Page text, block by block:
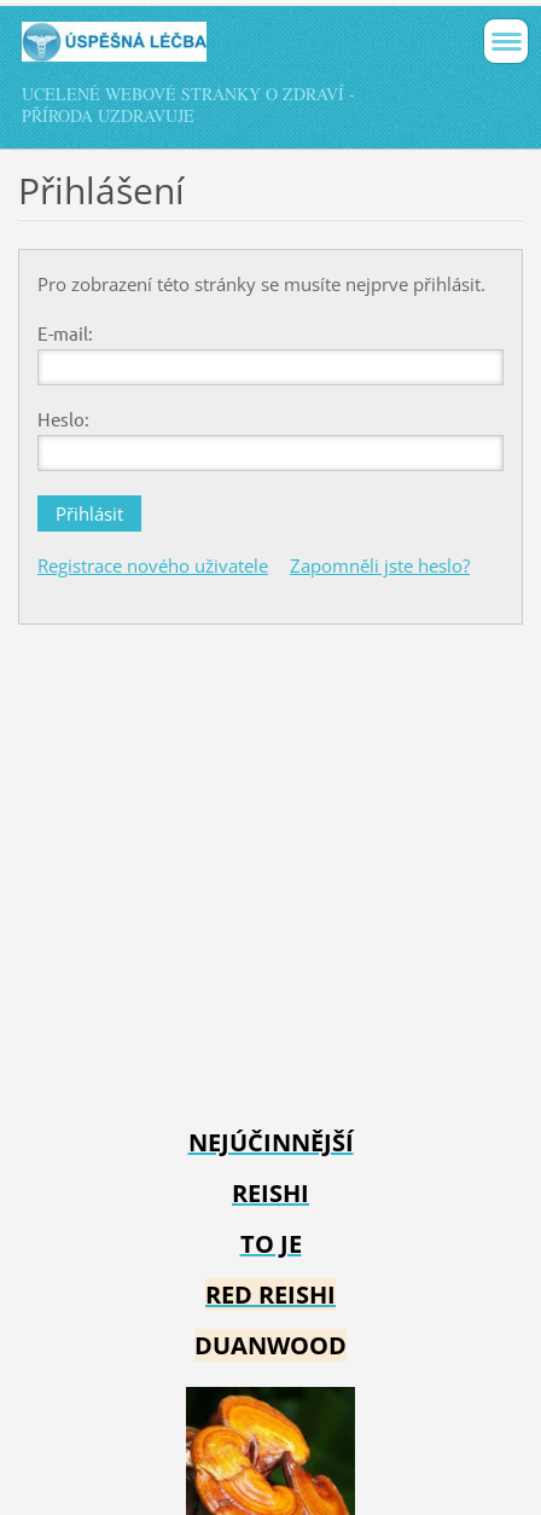
UCELENÉ WEBOVÉ STRÁNKY O ZDRAVÍ -
PŘÍRODA UZDRAVUJE
Přihlášení
Pro zobrazení této stránky se musíte nejprve přihlásit.
E-mail:
Heslo:
Registrace nového uživatele Zapomněli jste heslo?
NEJÚČINNĚJŠÍ
REISHI
TO JE
RED REISHI
DUANWOOD